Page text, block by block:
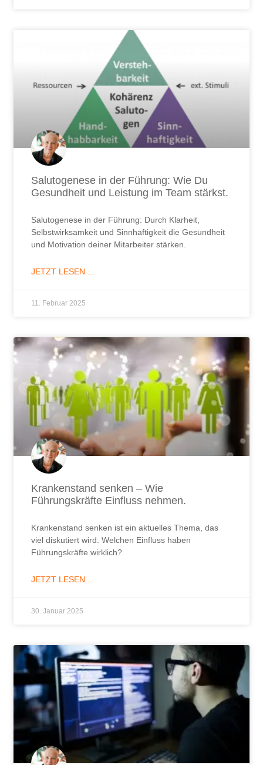
Salutogenese in der Führung: Wie Du
Gesundheit und Leistung im Team stärkst.
Salutogenese in der Führung: Durch Klarheit,
Selbstwirksamkeit und Sinnhaftigkeit die Gesundheit
und Motivation deiner Mitarbeiter stärken.
JETZT LESEN ...
11. Februar 2025
Krankenstand senken – Wie
Führungskräfte Einfluss nehmen.
Krankenstand senken ist ein aktuelles Thema, das
viel diskutiert wird. Welchen Einfluss haben
Führungskräfte wirklich?
JETZT LESEN ...
30. Januar 2025